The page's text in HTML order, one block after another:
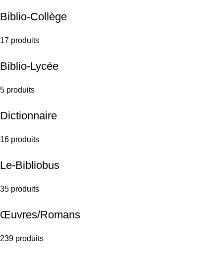
Biblio-Collège
17 produits
Biblio-Lycée
5 produits
Dictionnaire
16 produits
Le-Bibliobus
35 produits
Œuvres/Romans
239 produits